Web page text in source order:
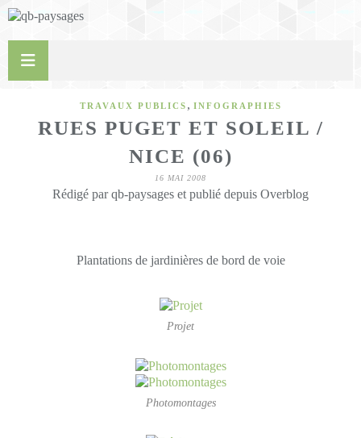
TRAVAUX PUBLICS , INFOGRAPHIES
RUES PUGET ET SOLEIL /
NICE (06)
16 MAI 2008
Rédigé par qb-paysages et publié depuis Overblog
Plantations de jardinières de bord de voie
Projet
Photomontages